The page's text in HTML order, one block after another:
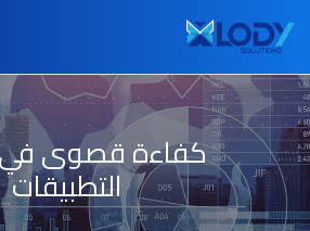
كفاءة قصوى في
التطبيقات